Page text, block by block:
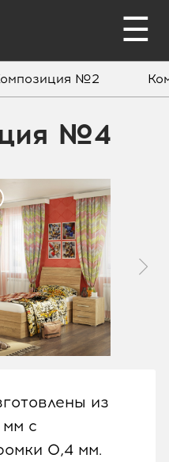
☰
№2
№4
из
с
0,4 мм.